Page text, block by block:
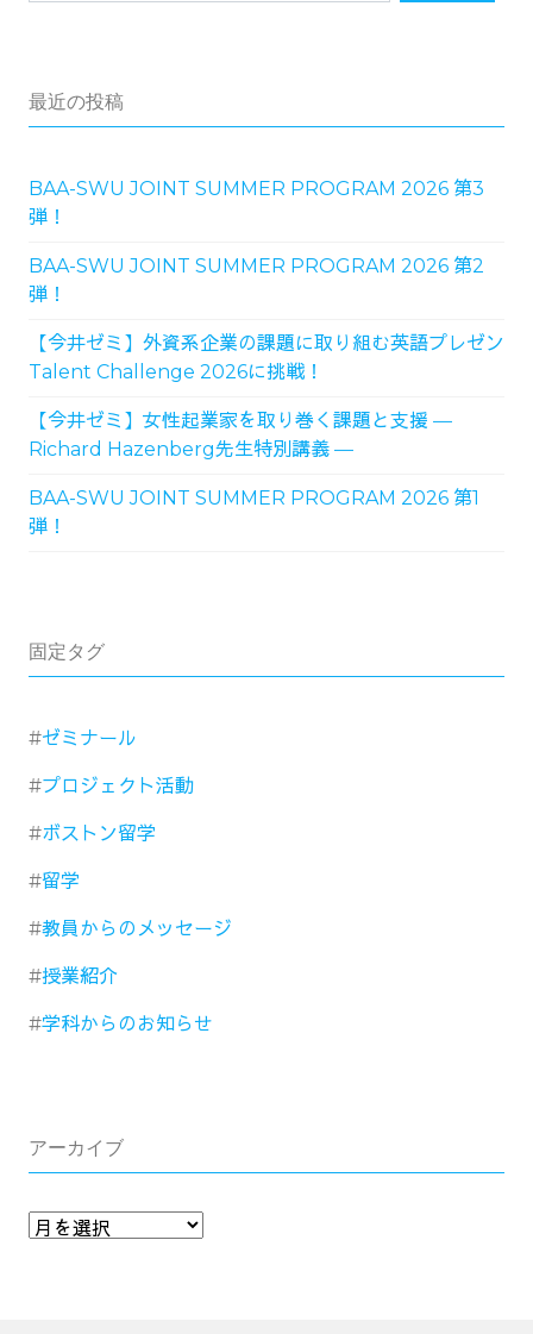
最近の投稿
BAA-SWU JOINT SUMMER PROGRAM 2026 第3
弾！
BAA-SWU JOINT SUMMER PROGRAM 2026 第2
弾！
【今井ゼミ】外資系企業の課題に取り組む英語プレゼン
Talent Challenge 2026に挑戦！
【今井ゼミ】女性起業家を取り巻く課題と支援 ―
Richard Hazenberg先生特別講義 ―
BAA-SWU JOINT SUMMER PROGRAM 2026 第1
弾！
固定タグ
ゼミナール
プロジェクト活動
ボストン留学
留学
教員からのメッセージ
授業紹介
学科からのお知らせ
アーカイブ